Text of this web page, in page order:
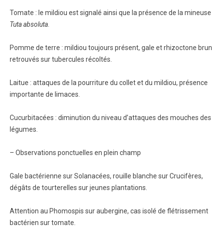
Tomate : le mildiou est signalé ainsi que la présence de la mineuse
Tuta absoluta
Pomme de terre : mildiou toujours présent, gale et rhizoctone brun
retrouvés sur tubercules récoltés.
Laitue : attaques de la pourriture du collet et du mildiou, présence
importante de limaces.
Cucurbitacées : diminution du niveau d’attaques des mouches des
légumes.
– Observations ponctuelles en plein champ
Gale bactérienne sur Solanacées, rouille blanche sur Crucifères,
dégâts de tourterelles sur jeunes plantations.
Attention au Phomospis sur aubergine, cas isolé de flétrissement
bactérien sur tomate.